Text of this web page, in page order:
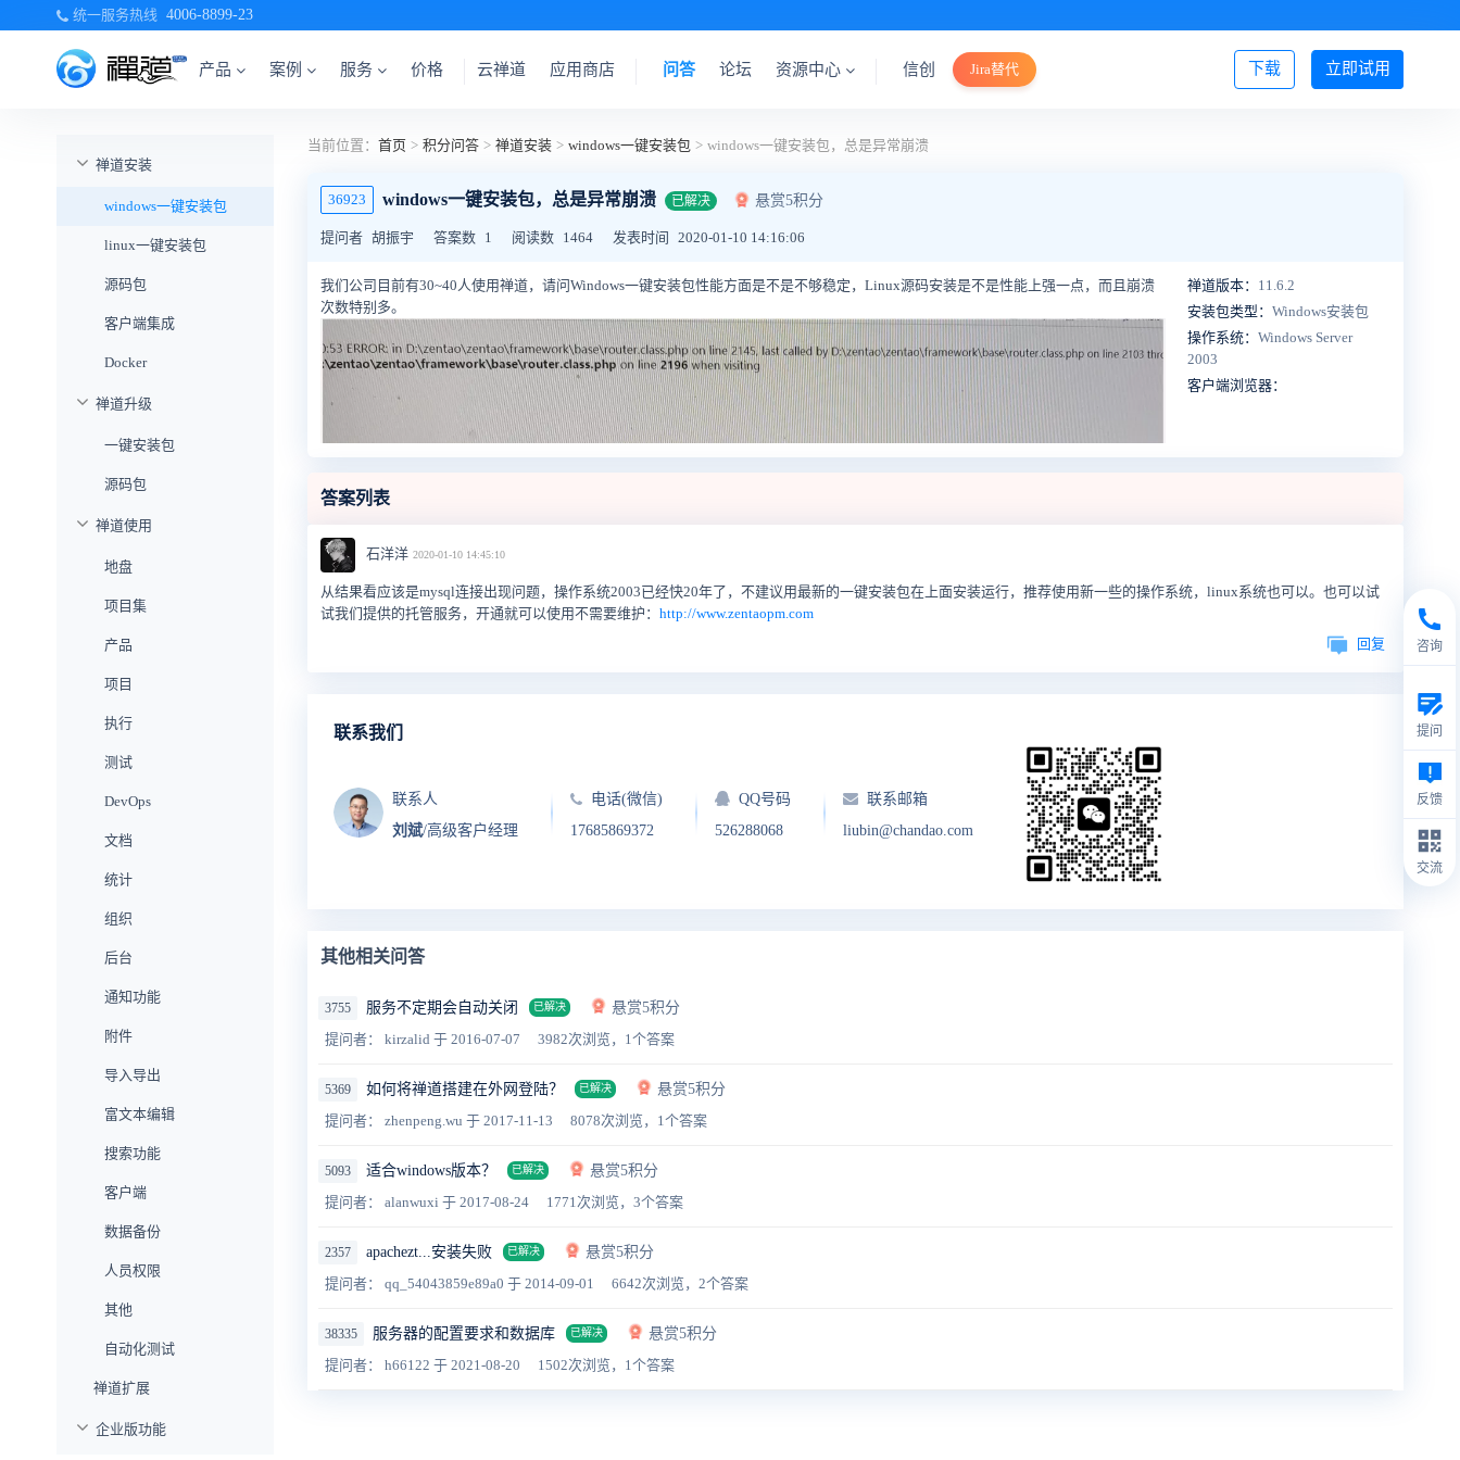
统一服务热线 4006-8899-23
产品 案例 服务 价格 立即试用
下载
云禅道 应用商店 问答 论坛 资源中心 信创 Jira替代 登录/注册
禅道安装
windows一键安装包
linux一键安装包
源码包
客户端集成
Docker
禅道升级
一键安装包
源码包
禅道使用
地盘
项目集
产品
项目
执行
测试
DevOps
文档
统计
组织
后台
通知功能
附件
导入导出
富文本编辑
搜索功能
客户端
数据备份
人员权限
其他
自动化测试
禅道扩展
企业版功能
当前位置： 首页 > 积分问答 > 禅道安装 > windows一键安装包 > windows一键安装包，总是异常崩溃
36923 windows一键安装包，总是异常崩溃 已解决 悬赏5积分
提问者 胡振宇 答案数 1 阅读数 1464 发表时间 2020-01-10 14:16:06
我们公司目前有30~40人使用禅道，请问Windows一键安装包性能方面是不是不够稳定，Linux源码安装是不是性能上强一点，而且崩溃
次数特别多。
禅道版本： 11.6.2
安装包类型： Windows安装包
操作系统： Windows Server
2003
客户端浏览器：
答案列表
石洋洋 2020-01-10 14:45:10
从结果看应该是mysql连接出现问题，操作系统2003已经快20年了，不建议用最新的一键安装包在上面安装运行，推荐使用新一些的操作系统，linux系统也可以。也可以试
试我们提供的托管服务，开通就可以使用不需要维护： http://www.zentaopm.com
回复
联系我们
联系人
刘斌/高级客户经理
电话(微信)
17685869372
QQ号码
526288068
联系邮箱
liubin@chandao.com
其他相关问答
3755 服务不定期会自动关闭 已解决
悬赏5积分
提问者： kirzalid 于 2016-07-07 3982次浏览，1个答案
5369 如何将禅道搭建在外网登陆？ 已解决
悬赏5积分
提问者： zhenpeng.wu 于 2017-11-13 8078次浏览，1个答案
5093 适合windows版本？ 已解决
悬赏5积分
提问者： alanwuxi 于 2017-08-24 1771次浏览，3个答案
2357 apachezt...安装失败 已解决
悬赏5积分
提问者： qq_54043859e89a0 于 2014-09-01 6642次浏览，2个答案
38335 服务器的配置要求和数据库 已解决
悬赏5积分
提问者： h66122 于 2021-08-20 1502次浏览，1个答案
咨询
提问
反馈
交流